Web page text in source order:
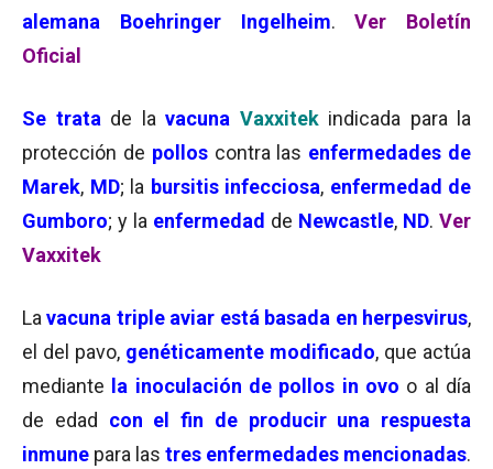
alemana Boehringer Ingelheim.Ver Boletín
Oficial
Se trata de la vacuna Vaxxitekindicada para la
protección de pollos contra las enfermedades de
Marek, MD; la bursitis infecciosa, enfermedad de
Gumboro; y la enfermedad de Newcastle, ND. Ver
Vaxxitek
Lavacuna triple aviar está basada en herpesvirus,
el del pavo, genéticamente modificado, que actúa
mediante la inoculación de pollos in ovo o al día
de edad con el fin de producir una respuesta
inmune para las tres enfermedades mencionadas.